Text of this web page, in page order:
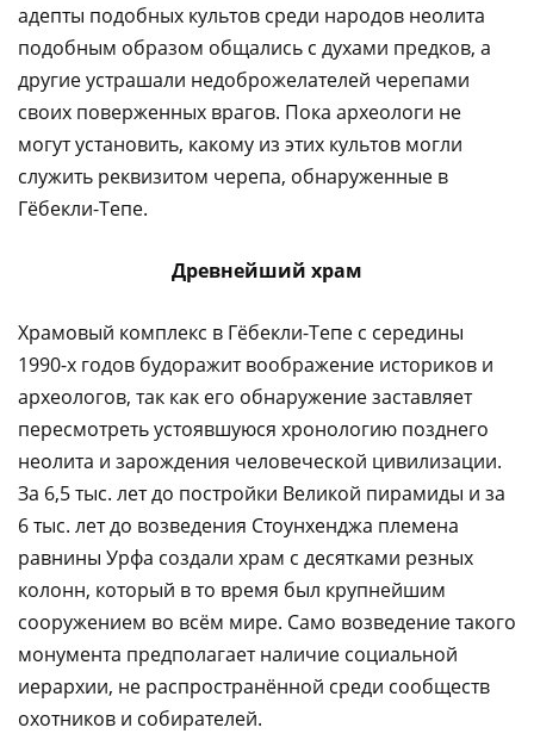
адепты подобных культов среди народов неолита
подобным образом общались с духами предков, а
другие устрашали недоброжелателей черепами
своих поверженных врагов. Пока археологи не
могут установить, какому из этих культов могли
служить реквизитом черепа, обнаруженные в
Гёбекли-Тепе.
Древнейший храм
Храмовый комплекс в Гёбекли-Тепе с середины
1990-х годов будоражит воображение историков и
археологов, так как его обнаружение заставляет
пересмотреть устоявшуюся хронологию позднего
неолита и зарождения человеческой цивилизации.
За 6,5 тыс. лет до постройки Великой пирамиды и за
6 тыс. лет до возведения Стоунхенджа племена
равнины Урфа создали храм с десятками резных
колонн, который в то время был крупнейшим
сооружением во всём мире. Само возведение такого
монумента предполагает наличие социальной
иерархии, не распространённой среди сообществ
охотников и собирателей.